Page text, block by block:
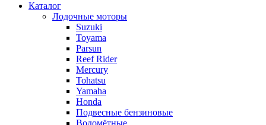
Каталог
Лодочные моторы
Suzuki
Toyama
Parsun
Reef Rider
Mercury
Tohatsu
Yamaha
Honda
Подвесные бензиновые
Водомётные